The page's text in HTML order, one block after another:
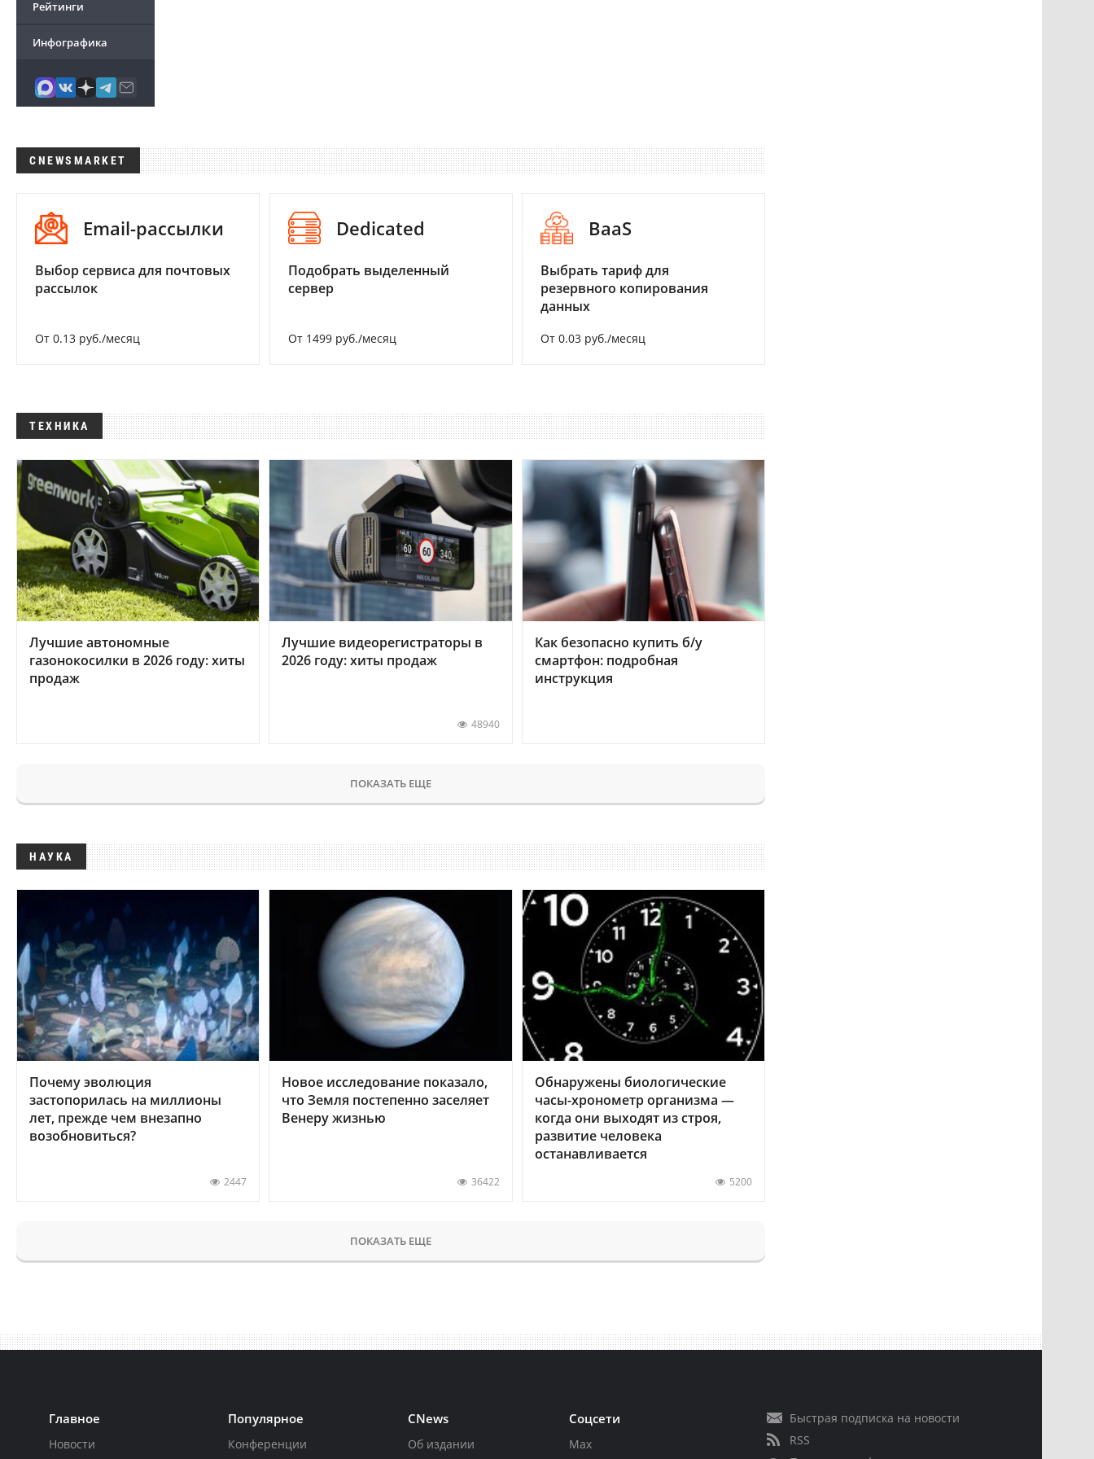
Рейтинги
Инфографика
CNEWSMARKET
Email-рассылки
Выбор сервиса для почтовых
рассылок
От 0.13 руб./месяц
Dedicated
Подобрать выделенный
сервер
От 1499 руб./месяц
BaaS
Выбрать тариф для
резервного копирования
данных
От 0.03 руб./месяц
ТЕХНИКА
Лучшие автономные
газонокосилки в 2026 году: хиты
продаж
Лучшие видеорегистраторы в
2026 году: хиты продаж
48940
Как безопасно купить б/у
смартфон: подробная
инструкция
ПОКАЗАТЬ ЕЩЕ
НАУКА
Почему эволюция
застопорилась на миллионы
лет, прежде чем внезапно
возобновиться?
2447
Новое исследование показало,
что Земля постепенно заселяет
Венеру жизнью
36422
Обнаружены биологические
часы-хронометр организма —
когда они выходят из строя,
развитие человека
останавливается
5200
ПОКАЗАТЬ ЕЩЕ
Главное
Новости
Популярное
Конференции
CNews
Об издании
Соцсети
Max
Быстрая подписка на новости
RSS